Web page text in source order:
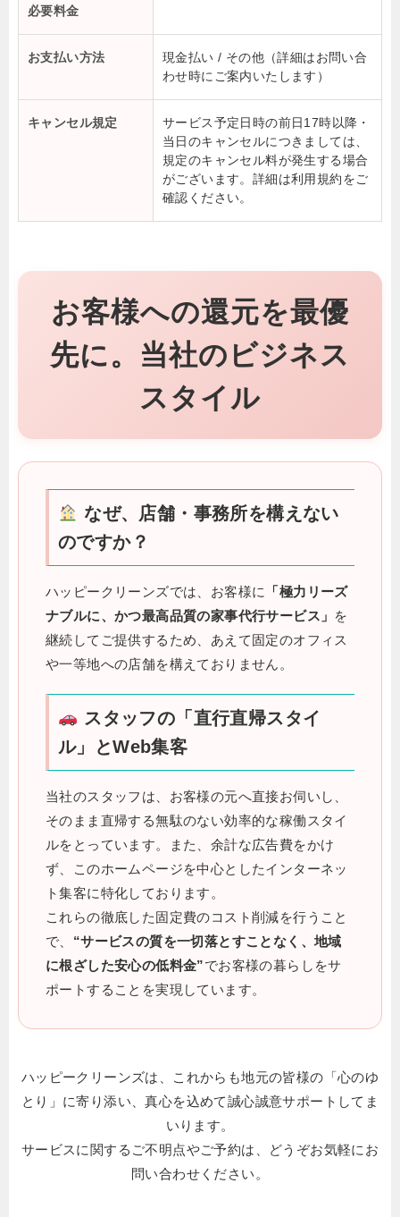
必要料金
お支払い方法
現金払い / その他（詳細はお問い合
わせ時にご案内いたします）
キャンセル規定
サービス予定日時の前日17時以降・
当日のキャンセルにつきましては、
規定のキャンセル料が発生する場合
がございます。詳細は利用規約をご
確認ください。
お客様への還元を最優
先に。当社のビジネス
スタイル
なぜ、店舗・事務所を構えない
のですか？
ハッピークリーンズでは、お客様に
「極力リーズ
ナブルに、かつ最高品質の家事代行サービス」 を
継続してご提供するため、あえて固定のオフィス
や一等地への店舗を構えておりません。
スタッフの「直行直帰スタイ
ル」とWeb集客
当社のスタッフは、お客様の元へ直接お伺いし、
そのまま直帰する無駄のない効率的な稼働スタイ
ルをとっています。また、余計な広告費をかけ
ず、このホームページを中心としたインターネッ
ト集客に特化しております。
これらの徹底した固定費のコスト削減を行うこと
で、 “サービスの質を一切落とすことなく、地域
に根ざした安心の低料金”でお客様の暮らしをサ
ポートすることを実現しています。
ハッピークリーンズは、これからも地元の皆様の「心のゆ
とり」に寄り添い、真心を込めて誠心誠意サポートしてま
いります。
サービスに関するご不明点やご予約は、どうぞお気軽にお
問い合わせください。